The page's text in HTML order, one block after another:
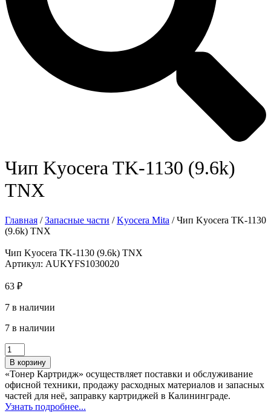
Чип Kyocera TK-1130 (9.6k)
TNX
Главная /Запасные части /Kyocera Mita / Чип Kyocera TK-1130
(9.6k) TNX
Чип Kyocera TK-1130 (9.6k) TNX
Артикул: AUKYFS1030020
63 ₽
7 в наличии
7 в наличии
Количество
товара
Чип
Kyocera
TK-
1130
(9.6k)
В корзину
«Тонер Картридж» осуществляет поставки и обслуживание
офисной техники, продажу расходных материалов и запасных
частей для неё, заправку картриджей в Калининграде.
Узнать подробнее...